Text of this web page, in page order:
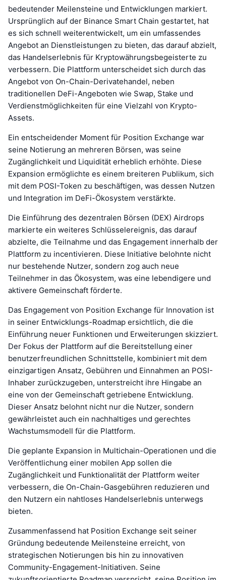
bedeutender Meilensteine und Entwicklungen markiert.
Ursprünglich auf der Binance Smart Chain gestartet, hat
es sich schnell weiterentwickelt, um ein umfassendes
Angebot an Dienstleistungen zu bieten, das darauf abzielt,
das Handelserlebnis für Kryptowährungsbegeisterte zu
verbessern. Die Plattform unterscheidet sich durch das
Angebot von On-Chain-Derivatehandel, neben
traditionellen DeFi-Angeboten wie Swap, Stake und
Verdienstmöglichkeiten für eine Vielzahl von Krypto-
Assets.
Ein entscheidender Moment für Position Exchange war
seine Notierung an mehreren Börsen, was seine
Zugänglichkeit und Liquidität erheblich erhöhte. Diese
Expansion ermöglichte es einem breiteren Publikum, sich
mit dem POSI-Token zu beschäftigen, was dessen Nutzen
und Integration im DeFi-Ökosystem verstärkte.
Die Einführung des dezentralen Börsen (DEX) Airdrops
markierte ein weiteres Schlüsselereignis, das darauf
abzielte, die Teilnahme und das Engagement innerhalb der
Plattform zu incentivieren. Diese Initiative belohnte nicht
nur bestehende Nutzer, sondern zog auch neue
Teilnehmer in das Ökosystem, was eine lebendigere und
aktivere Gemeinschaft förderte.
Das Engagement von Position Exchange für Innovation ist
in seiner Entwicklungs-Roadmap ersichtlich, die die
Einführung neuer Funktionen und Erweiterungen skizziert.
Der Fokus der Plattform auf die Bereitstellung einer
benutzerfreundlichen Schnittstelle, kombiniert mit dem
einzigartigen Ansatz, Gebühren und Einnahmen an POSI-
Inhaber zurückzugeben, unterstreicht ihre Hingabe an
eine von der Gemeinschaft getriebene Entwicklung.
Dieser Ansatz belohnt nicht nur die Nutzer, sondern
gewährleistet auch ein nachhaltiges und gerechtes
Wachstumsmodell für die Plattform.
Die geplante Expansion in Multichain-Operationen und die
Veröffentlichung einer mobilen App sollen die
Zugänglichkeit und Funktionalität der Plattform weiter
verbessern, die On-Chain-Gasgebühren reduzieren und
den Nutzern ein nahtloses Handelserlebnis unterwegs
bieten.
Zusammenfassend hat Position Exchange seit seiner
Gründung bedeutende Meilensteine erreicht, von
strategischen Notierungen bis hin zu innovativen
Community-Engagement-Initiativen. Seine